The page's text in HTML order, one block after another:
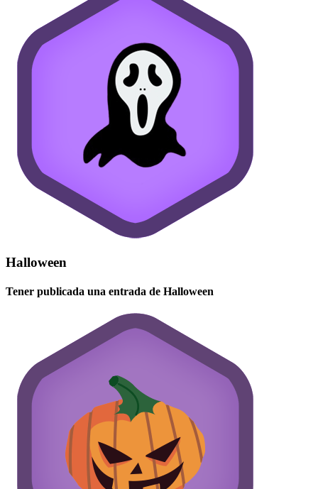
Halloween
Tener publicada una entrada de Halloween